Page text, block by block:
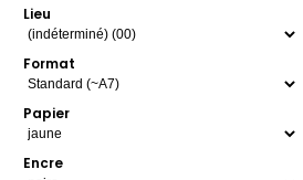
Lieu
Format
Papier
Encre